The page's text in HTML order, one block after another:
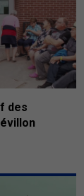
des